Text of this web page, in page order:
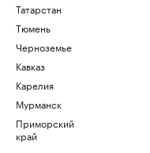
Татарстан
Тюмень
Черноземье
Кавказ
Карелия
Мурманск
Приморский
край